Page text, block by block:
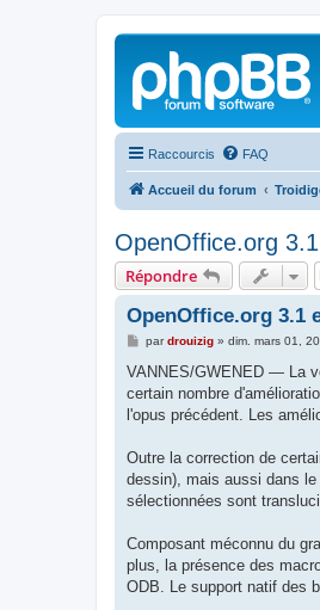
Raccourcis FAQ
Accueil du forum
OpenOffice.org
Répondre
OpenOffice.org 3.1
M
s
a
g
e
pardrouizig» dim. mars 01,
VANNES/GWENED — La
certain nombre
l'opus précédent. Les
Outre la correction de
dessin), mais aussi dans
sélectionnées sont
Composant méconnu du
plus, la présence des
ODB. Le support natif des